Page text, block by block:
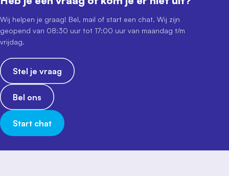
Wij helpen je graag! Bel, mail of start een chat. Wij zijn
geopend van 08:30 uur tot 17:00 uur van maandag t/m
vrijdag.
Stel je vraag
Bel ons
Start chat